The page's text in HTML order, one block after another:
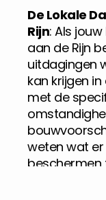
De Lokale
Rijn: Als
aan de Rijn
uitdagingen
kan krijgen
met de
weten wat
beschermen